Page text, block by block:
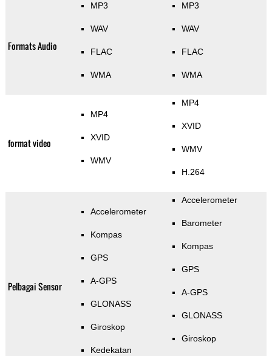
Formats Audio
MP3
WAV
FLAC
WMA
MP3
WAV
FLAC
WMA
format video
MP4
XVID
WMV
MP4
XVID
WMV
H.264
Pelbagai Sensor
Accelerometer
Kompas
GPS
A-GPS
GLONASS
Giroskop
Kedekatan
Accelerometer
Barometer
Kompas
GPS
A-GPS
GLONASS
Giroskop